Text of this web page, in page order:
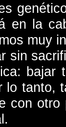
en la
muy
sin
lo tanto,
con